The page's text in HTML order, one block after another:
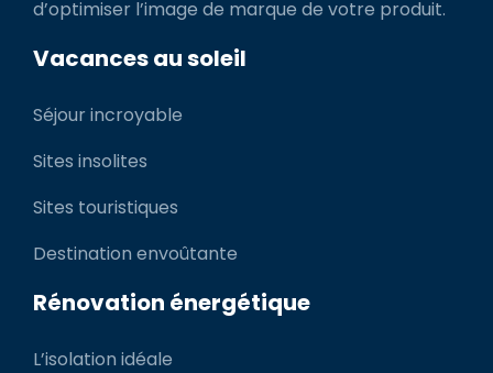
d’optimiser l’image de marque de votre produit.
Vacances au soleil
Séjour incroyable
Sites insolites
Sites touristiques
Destination envoûtante
Rénovation énergétique
L’isolation idéale